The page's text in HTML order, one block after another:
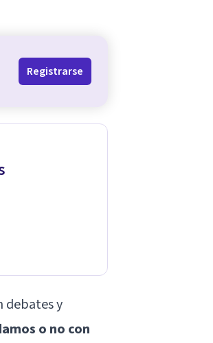
Registrarse
debates y
o no con